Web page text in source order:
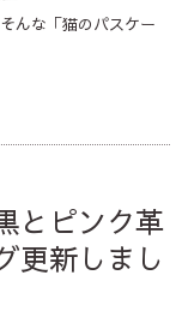
んな「猫のパスケー
とピンク革
更新しまし